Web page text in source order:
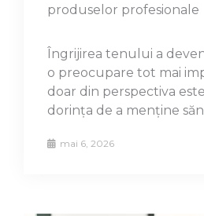
produselor profesionale
Îngrijirea tenului a
o preocupare tot mai
doar din perspectiva
dorința de a menține
mai 6, 2026